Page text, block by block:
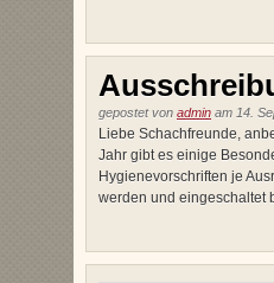
gepostet von admin am 14.
Liebe Schachfreunde,
Jahr gibt es einige
Hygienevorschriften je
werden und eingeschaltet